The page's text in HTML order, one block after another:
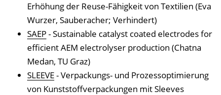
Erhöhung der Reuse-Fähigkeit von Textilien (Eva
Wurzer, Sauberacher; Verhindert)
SAEP- Sustainable catalyst coated electrodes for
efficient AEM electrolyser production (Chatna
Medan, TU Graz)
SLEEVE- Verpackungs- und Prozessoptimierung
von Kunststoffverpackungen mit Sleeves